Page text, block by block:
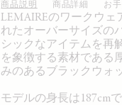
商品説明 商品詳細 お
LEMAIREのワークウェ
れたオーバーサイズの
シックなアイテムを再
を象徴する素材である
みのあるブラックウォ
モデルの身長は187cm